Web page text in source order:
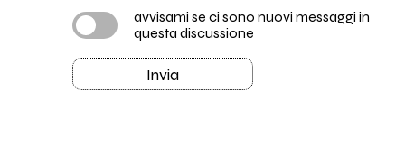
avvisami se ci sono nuovi messaggi in
questa discussione
Invia